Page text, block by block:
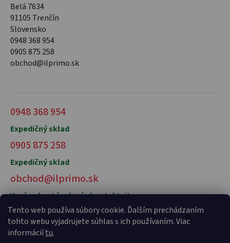
Tento web používa súbory cookie. Ďalším prechádzaním
tohto webu vyjadrujete súhlas s ich používaním. Viac
informáciítu.
Belá 7634
91105 Trenčín
Slovensko
0948 368 954
0905 875 258
obchod@ilprimo.sk
0948 368 954
Expedičný sklad
0905 875 258
Expedičný sklad
obchod@ilprimo.sk
V prípade otázok nás kontaktujte